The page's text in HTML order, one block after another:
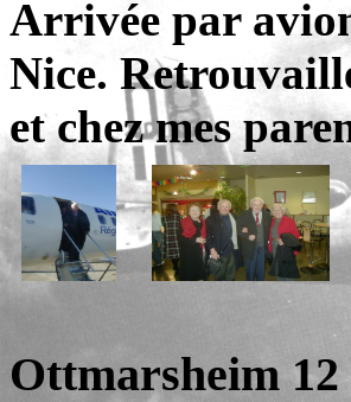
Arrivée par
Nice.
et chez mes
Ottmarsheim